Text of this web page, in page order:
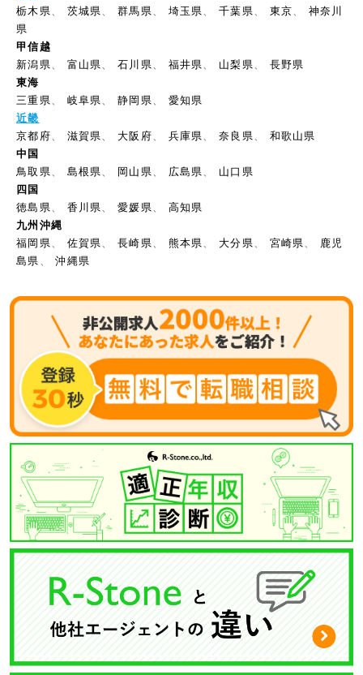
栃木県
茨城県 、群馬県 埼玉県 、千葉県 東京
神奈川
県
甲信越
新潟県
富山県 、石川県 福井県 山梨県
長野県
東海
三重県
岐阜県 、静岡県
愛知県
近畿
京都府
滋賀県 大阪府 兵庫県 、奈良県
和歌山県
中国
鳥取県
島根県 岡山県 広島県
山口県
四国
徳島県
香川県 、愛媛県
高知県
九州沖縄
福岡県
佐賀県 、長崎県 熊本県 大分県 宮崎県
鹿児
島県
、沖縄県